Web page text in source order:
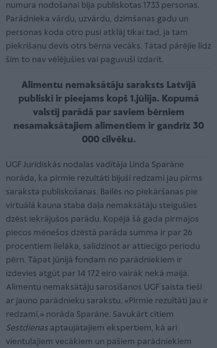
numura nodošanai bija publiskotas 1733 personas.
Parādnieka vārdu, uzvārdu, dzimšanas gadu un
personas koda otro pusi atklāj tikai tad, ja tam
piekrišanu devis otrs bērna vecāks. Tātad pārējie līdz
šim to nav vēlējušies vai paguvuši izdarīt.
Alimentu nemaksātāju saraksts Latvijā
publiski ir pieejams kopš 1.jūlija. Kopumā
valstij parādā par saviem bērniem
nesamaksātajiem alimentiem ir gandrīz 30
000 cilvēku.
UGF Juridiskās nodaļas vadītāja Linda Sparāne
norāda, ka pirmie rezultāti bijuši redzami jau pirms
saraksta publiskošanas. Bailēs no piekāršanas pie
virtuālā kauna staba daļa nemaksātāju steigušies
dzēst iekrājušos parādu. Kopējā šā gada pirmajos
piecos mēnešos dzēstā parāda summa ir par 26
procentiem lielāka, salīdzinot ar attiecīgo periodu
pērn. Tāpat jūnijā fondam no parādniekiem ir
izdevies atgūt par 14 172 eiro vairāk nekā maijā.
Alimentu nemaksātāju sarosīšanos UGF saista tieši
ar jauno parādnieku sarakstu. «Pirmie rezultāti jau ir
redzami,» norāda Sparāne. Savukārt citiem
Sestdienas aptaujātajiem ekspertiem, kā arī
vientuļajiem vecākiem un pašiem parādniekiem